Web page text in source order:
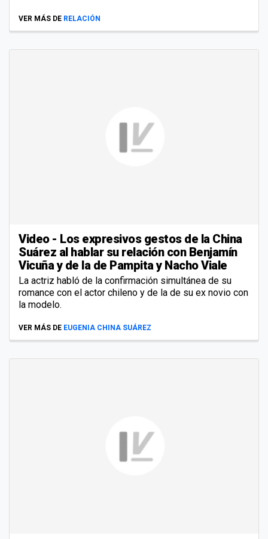
VER MÁS DE RELACIÓN
Video - Los expresivos gestos de la China
Suárez al hablar su relación con Benjamín
Vicuña y de la de Pampita y Nacho Viale
La actriz habló de la confirmación simultánea de su
romance con el actor chileno y de la de su ex novio con
la modelo.
VER MÁS DE EUGENIA CHINA SUÁREZ